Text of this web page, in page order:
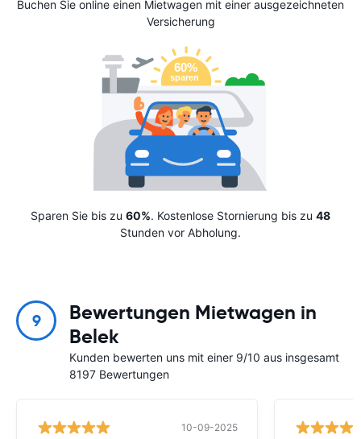
Buchen Sie online einen Mietwagen mit einer ausgezeichneten
Versicherung
Sparen Sie bis zu 60%. Kostenlose Stornierung bis zu 48
Stunden vor Abholung.
9
Bewertungen Mietwagen in
Belek
Kunden bewerten uns mit einer 9/10 aus insgesamt
8197 Bewertungen
10-09-2025